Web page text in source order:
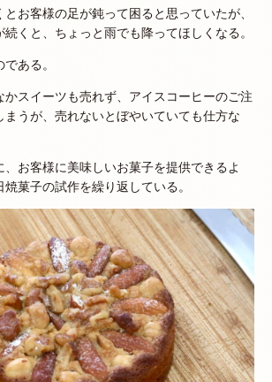
お客様の足が鈍って困ると思っていたが、
くと、ちょっと雨でも降ってほしくなる。
ある。
かスイーツも売れず、アイスコーヒーのご注
まうが、売れないとぼやいていても仕方な
お客様に美味しいお菓子を提供できるよ
菓子の試作を繰り返している。